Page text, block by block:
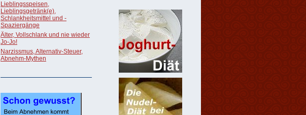
Lieblingsspeisen,
Lieblingsgetränk(e),
Schlankheitsmittel und -
Spaziergänge
Älter, Vollschlank und nie wieder
Jo-Jo!
Narzissmus, Alternativ-Steuer,
Abnehm-Mythen